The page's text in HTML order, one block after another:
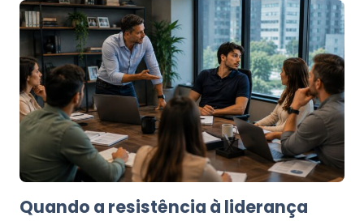
Quando a resistência à liderança